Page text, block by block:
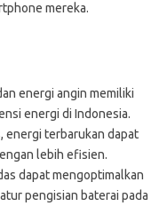
mereka.
energi angin memiliki
energi di Indonesia.
energi terbarukan dapat
lebih efisien.
dapat mengoptimalkan
pengisian baterai pada